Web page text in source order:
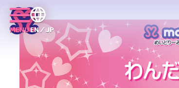
MENUEN／JP